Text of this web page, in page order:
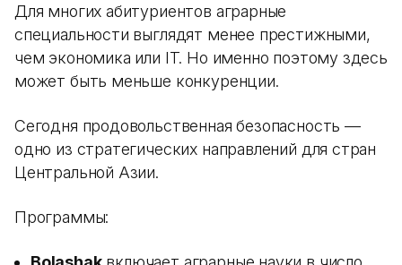
Для многих абитуриентов аграрные
специальности выглядят менее престижными,
чем экономика или IT. Но именно поэтому здесь
может быть меньше конкуренции.
Сегодня продовольственная безопасность —
одно из стратегических направлений для стран
Центральной Азии.
Программы: